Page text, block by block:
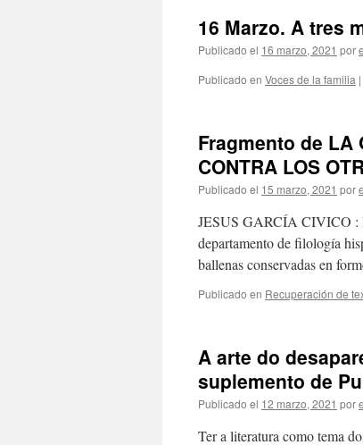
16 Marzo. A tres
Publicado el 16 marzo, 2021 por
Publicado en Voces de la familia |
Fragmento de LA
CONTRA LOS
Publicado el 15 marzo, 2021 por
JESUS GARCÍA CIVICO :
departamento de filología
ballenas conservadas en
Publicado en Recuperación de
A arte do
suplemento de
Publicado el 12 marzo, 2021 por
Ter a literatura como tema